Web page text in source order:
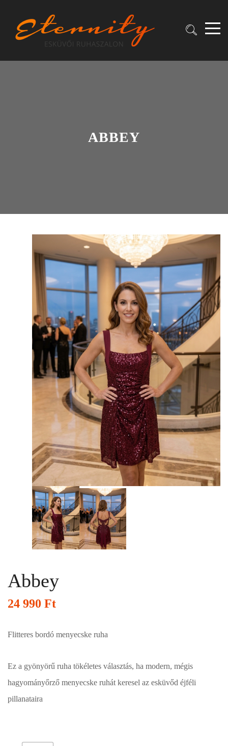
ABBEY
Abbey
24 990 Ft
Flitteres bordó menyecske ruha
Ez a gyönyörű ruha tökéletes választás, ha modern, mégis
hagyományőrző menyecske ruhát keresel az esküvőd éjféli
pillanataira